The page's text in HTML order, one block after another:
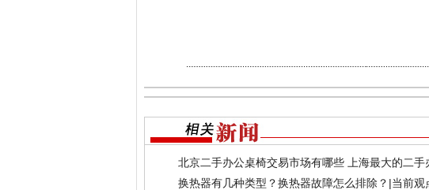
北京二手办公桌椅交易市场有哪些 上海最大的二手
换热器有几种类型？换热器故障怎么排除？|当前观